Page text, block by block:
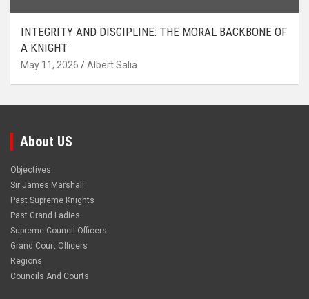
INTEGRITY AND DISCIPLINE: THE MORAL BACKBONE OF
A KNIGHT
May 11, 2026 Albert Salia
About US
Objectives
Sir James Marshall
Past Supreme Knights
Past Grand Ladies
Supreme Council Officers
Grand Court Officers
Regions
Councils And Courts